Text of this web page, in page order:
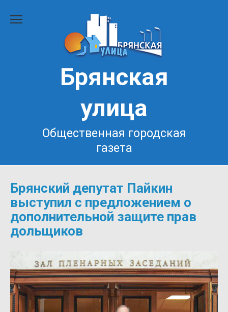
Брянская
улица
Общественная городская
газета
Брянский депутат Пайкин
выступил с предложением о
дополнительной защите прав
дольщиков